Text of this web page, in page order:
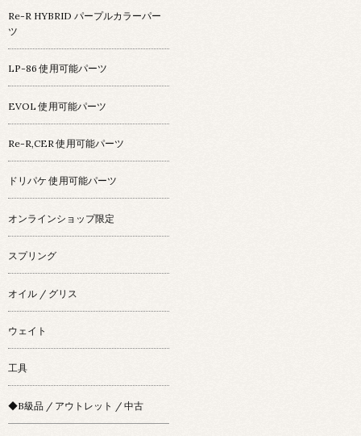
Re-R HYBRID パープルカラーパー
ツ
LP-86 使用可能パーツ
EVOL 使用可能パーツ
Re-R,CER 使用可能パーツ
ドリパケ 使用可能パーツ
オンラインショップ限定
スプリング
オイル / グリス
ウェイト
工具
◆B級品 / アウトレット / 中古